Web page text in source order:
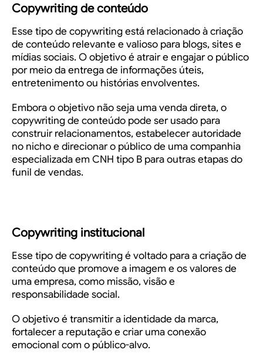
Copywriting de conteúdo
Esse tipo de copywriting está relacionado à criação
de conteúdo relevante e valioso para blogs, sites e
mídias sociais. O objetivo é atrair e engajar o público
por meio da entrega de informações úteis,
entretenimento ou histórias envolventes.
Embora o objetivo não seja uma venda direta, o
copywriting de conteúdo pode ser usado para
construir relacionamentos, estabelecer autoridade
no nicho e direcionar o público de uma companhia
especializada em CNH tipo B para outras etapas do
funil de vendas.
Copywriting institucional
Esse tipo de copywriting é voltado para a criação de
conteúdo que promove a imagem e os valores de
uma empresa, como missão, visão e
responsabilidade social.
O objetivo é transmitir a identidade da marca,
fortalecer a reputação e criar uma conexão
emocional com o público-alvo.